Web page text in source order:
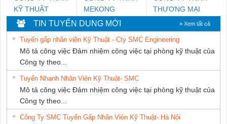
KỸ THUẬT
KTECH VIỆT
NAM
MEKONG
MARINE
SUPPLY
THƯƠNG MẠI
DỊCH VỤ KỸ
THUẬT ĐIỆN CƠ
GIA HƯNG
PHÁT
TIN TUYỂN DỤNG MỚI » Xem tất cả
Tuyển gấp nhân viên Kỹ Thuật - Cty SMC Engineering
Mô tả công việc Đảm nhiệm công việc tại phòng kỹ thuật của
Công ty theo...
Tuyển Nhanh Nhân Viên Kỹ Thuật- SMC
Mô tả công việc Đảm nhiệm công việc tại phòng kỹ thuật của
Công ty theo...
Công Ty SMC Tuyển Gấp Nhân Viên Kỹ Thuật- Hà Nội